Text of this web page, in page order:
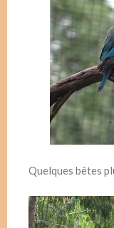
Quelques bêtes